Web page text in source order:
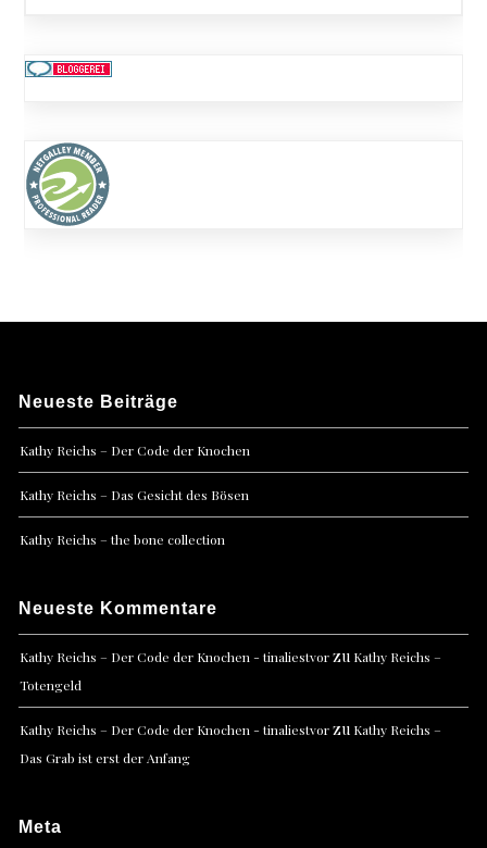
Neueste Beiträge
Kathy Reichs – Der Code der Knochen
Kathy Reichs – Das Gesicht des Bösen
Kathy Reichs – the bone collection
Neueste Kommentare
Kathy Reichs – Der Code der Knochen - tinaliestvorzu Kathy Reichs –
Totengeld
Kathy Reichs – Der Code der Knochen - tinaliestvorzu Kathy Reichs –
Das Grab ist erst der Anfang
Meta